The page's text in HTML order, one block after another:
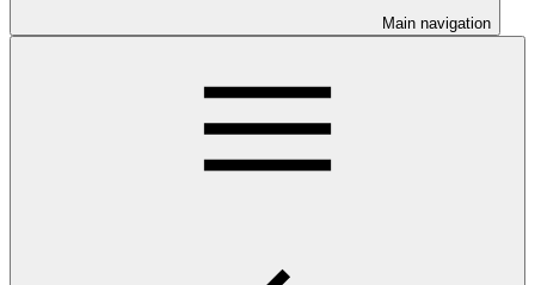
Main navigation